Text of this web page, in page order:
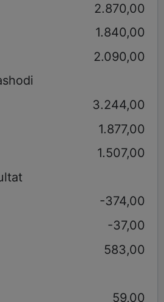
2.870,00
1.840,00
2.090,00
3.244,00
1.877,00
1.507,00
-374,00
-37,00
583,00
59,00